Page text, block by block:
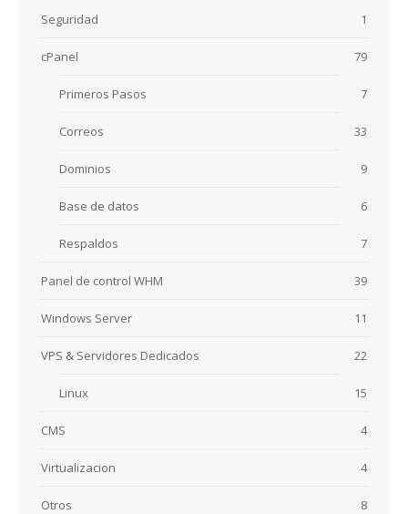
Seguridad 1
cPanel 79
Primeros Pasos 7
Correos 33
Dominios 9
Base de datos 6
Respaldos 7
Panel de control WHM 39
Windows Server 11
VPS & Servidores Dedicados 22
Linux 15
CMS 4
Virtualizacion 4
Otros 8